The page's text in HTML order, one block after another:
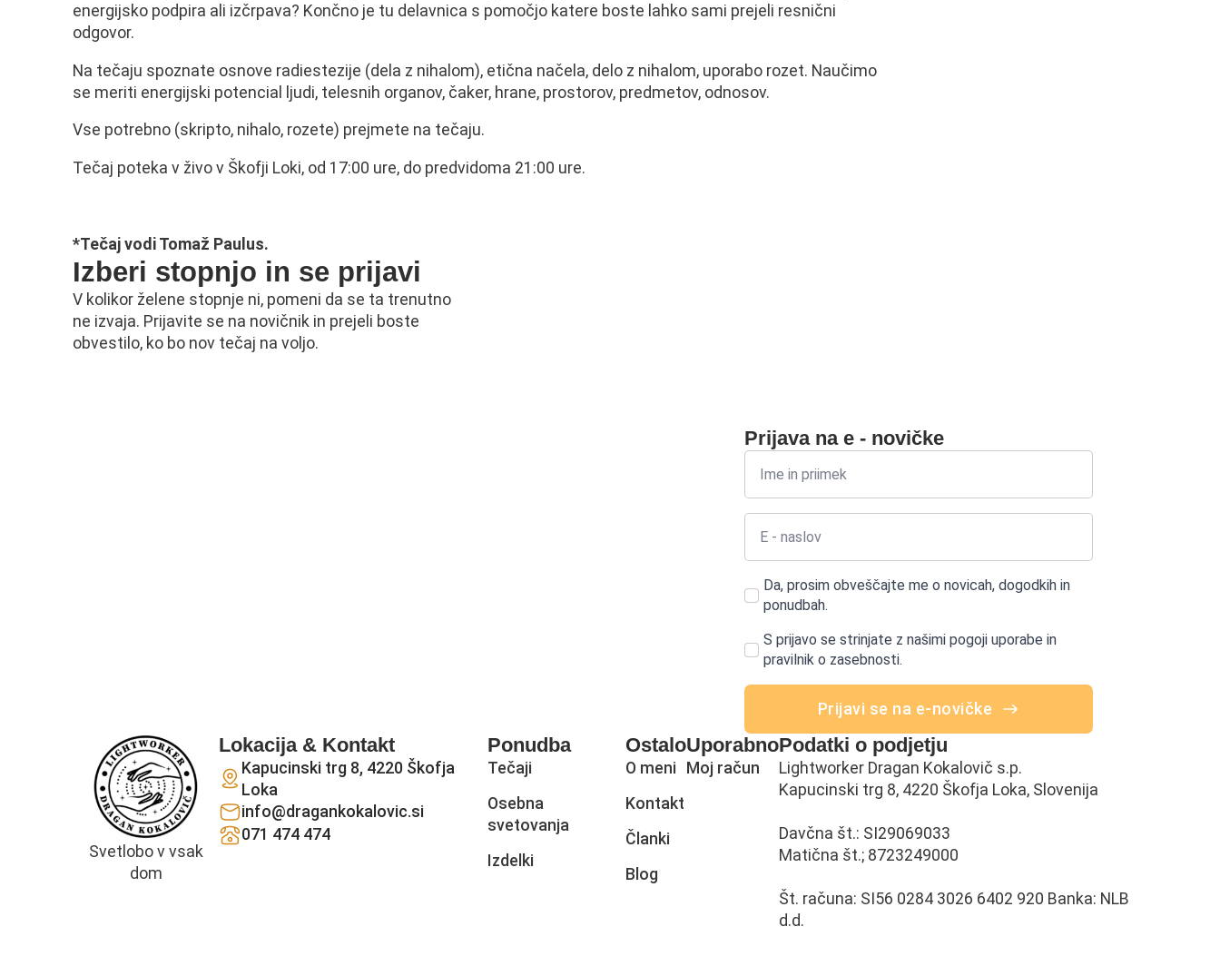
energijsko podpira ali izčrpava? Končno je tu delavnica s pomočjo katere boste lahko sami prejeli resnični
odgovor.
Na tečaju spoznate osnove radiestezije (dela z nihalom), etična načela, delo z nihalom, uporabo rozet. Naučimo
se meriti energijski potencial ljudi, telesnih organov, čaker, hrane, prostorov, predmetov, odnosov.
Vse potrebno (skripto, nihalo, rozete) prejmete na tečaju.
Tečaj poteka v živo v Škofji Loki, od 17:00 ure, do predvidoma 21:00 ure.
*Tečaj vodi Tomaž Paulus.
Izberi stopnjo in se prijavi
V kolikor želene stopnje ni, pomeni da se ta trenutno
ne izvaja. Prijavite se na novičnik in prejeli boste
obvestilo, ko bo nov tečaj na voljo.
Prijava na e - novičke
Da, prosim obveščajte me o novicah, dogodkih in
ponudbah.
S prijavo se strinjate z našimi pogoji uporabe in
pravilnik o zasebnosti.
Prijavi se na e-novičke
Svetlobo v vsak
dom
Lokacija & Kontakt
Kapucinski trg 8, 4220 Škofja
Loka
info@dragankokalovic.si
071 474 474
Ponudba
Tečaji
Osebna
svetovanja
Izdelki
Ostalo
O meni
Kontakt
Članki
Blog
Uporabno
Moj račun
Podatki o podjetju
Lightworker Dragan Kokalovič s.p.
Kapucinski trg 8, 4220 Škofja Loka, Slovenija
Davčna št.: SI29069033
Matična št.; 8723249000
Št. računa: SI56 0284 3026 6402 920 Banka: NLB
d.d.